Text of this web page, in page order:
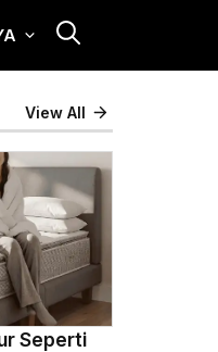
View All
Seperti